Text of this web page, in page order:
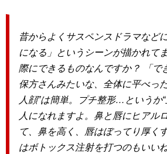
昔からよくサスペンスドラマなど
になる」というシーンが描かれて
際にできるものなんですか？ 「で
保方さんみたいな、全体に平べっ
人顔”は簡単。プチ整形…というか
人になれますよ。鼻と唇にヒアル
て、鼻を高く、唇はぼってり厚く
はボトックス注射を打つのもいい